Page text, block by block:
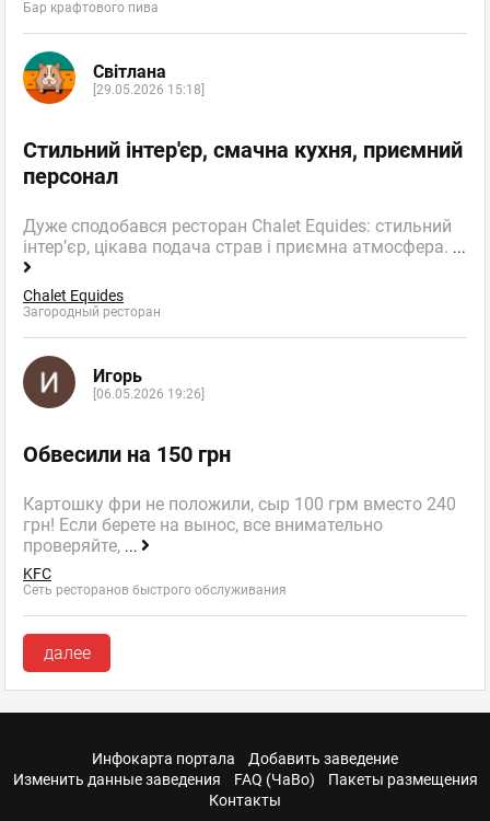
Бар крафтового пива
Світлана
[29.05.2026 15:18]
Стильний інтер'єр, смачна кухня, приємний
персонал
Дуже сподобався ресторан Chalet Equides: стильний
інтер’єр, цікава подача страв і приємна атмосфера. ...
Chalet Equides
Загородный ресторан
Игорь
[06.05.2026 19:26]
Обвесили на 150 грн
Картошку фри не положили, сыр 100 грм вместо 240
грн! Если берете на вынос, все внимательно
проверяйте, ...
KFC
Сеть ресторанов быстрого обслуживания
далее
Инфокарта портала
Добавить заведение
Изменить данные заведения
FAQ (ЧаВо)
Пакеты размещения
Контакты